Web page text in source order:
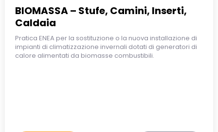
BIOMASSA – Stufe, Camini, Inserti,
Caldaia
Pratica ENEA per la sostituzione o la nuova installazione di
impianti di climatizzazione invernali dotati di generatori di
calore alimentati da biomasse combustibili.